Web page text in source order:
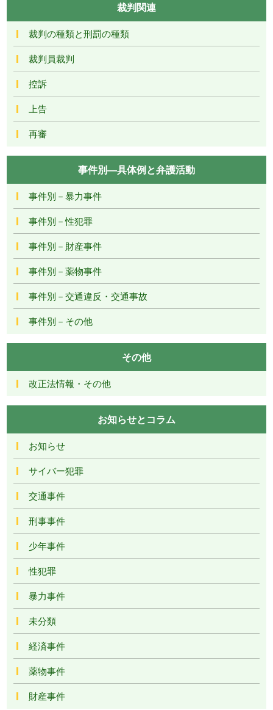
裁判関連
裁判の種類と刑罰の種類
裁判員裁判
控訴
上告
再審
事件別―具体例と弁護活動
事件別－暴力事件
事件別－性犯罪
事件別－財産事件
事件別－薬物事件
事件別－交通違反・交通事故
事件別－その他
その他
改正法情報・その他
お知らせとコラム
お知らせ
サイバー犯罪
交通事件
刑事事件
少年事件
性犯罪
暴力事件
未分類
経済事件
薬物事件
財産事件